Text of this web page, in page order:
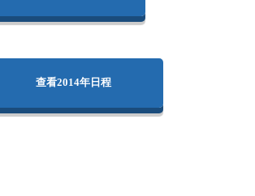
查看2014年日程